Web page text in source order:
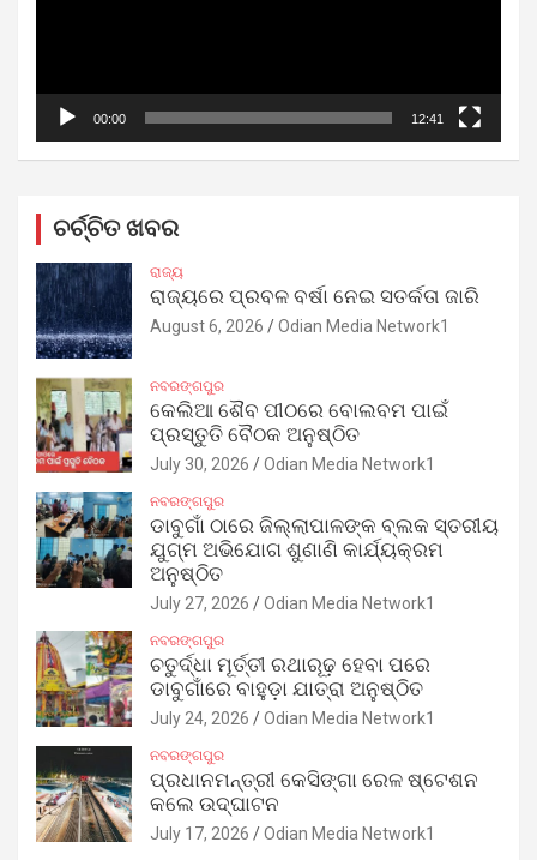
00:00 12:41
ଚର୍ଚ୍ଚିତ ଖବର
ରାଜ୍ୟ
ରାଜ୍ୟରେ ପ୍ରବଳ ବର୍ଷା ନେଇ ସତର୍କତା ଜାରି
August 6, 2026 Odian Media Network1
ନବରଙ୍ଗପୁର
କେଲିଆ ଶୈବ ପୀଠରେ ବୋଲବମ ପାଇଁ
ପ୍ରସ୍ତୁତି ବୈଠକ ଅନୁଷ୍ଠିତ
July 30, 2026 Odian Media Network1
ନବରଙ୍ଗପୁର
ଡାବୁଗାଁ ଠାରେ ଜିଲ୍ଲାପାଳଙ୍କ ବ୍ଲକ ସ୍ତରୀୟ
ଯୁଗ୍ମ ଅଭିଯୋଗ ଶୁଣାଣି କାର୍ଯ୍ୟକ୍ରମ
ଅନୁଷ୍ଠିତ
July 27, 2026 Odian Media Network1
ନବରଙ୍ଗପୁର
ଚତୁର୍ଦ୍ଧା ମୂର୍ତ୍ତୀ ରଥାରୂଢ଼ ହେବା ପରେ
ଡାବୁଗାଁରେ ବାହୁଡ଼ା ଯାତ୍ରା ଅନୁଷ୍ଠିତ
July 24, 2026 Odian Media Network1
ନବରଙ୍ଗପୁର
ପ୍ରଧାନମନ୍ତ୍ରୀ କେସିଙ୍ଗା ରେଳ ଷ୍ଟେଶନ
କଲେ ଉଦ୍‌ଘାଟନ
July 17, 2026 Odian Media Network1